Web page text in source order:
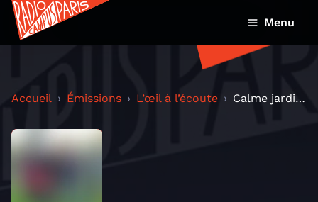
Menu
Accueil Émissions L’œil à l’écoute Calme jardin, Grave jardin, 26.12.15 Collège H. Ba...